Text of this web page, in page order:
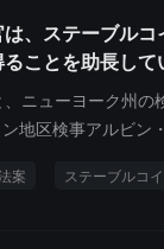
利益に役立つ」こ
銀行は「外国デジ
された安定した暗
、昨年10月に海外
値は51％以上増加
（USDC）を名指
金が盗まれた後も
、被害者は有効な
ヨークの検察は、
リング防止、暗号
、ステーブル
ことを助長して
ニューヨーク州の
地区検事アルビン
Act」に深刻
案 ステーブルコ